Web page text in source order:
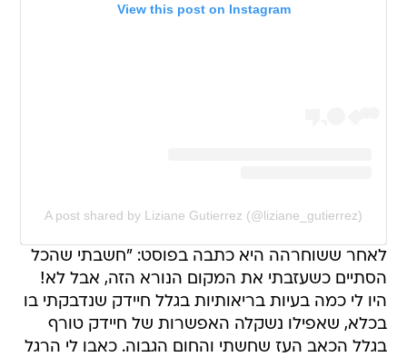
View this post on Instagram
A post shared by Liziane Gutierrez (@liziane_gutierrez)
לאחר ששוחרהה היא כתבה בפוסט: "חשבתי שהכל
הסתיים כשעזבתי את המקום הנורא הזה, אבל לא!
היו לי כמה בעיות בריאותיות בגלל חיידק שנדבקתי בו
בכלא, שאפילו נשקלה האפשרות של חיידק טורף
בגלל הכאב העז שחשתי והחום הגבוה. כאבו לי הרגל